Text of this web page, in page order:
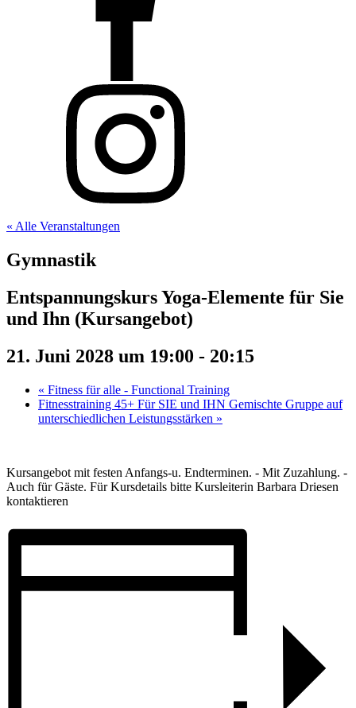
« Alle Veranstaltungen
Gymnastik
Entspannungskurs Yoga-Elemente für Sie
und Ihn (Kursangebot)
21. Juni 2028 um 19:00 - 20:15
« Fitness für alle - Functional Training
Fitnesstraining 45+ Für SIE und IHN Gemischte Gruppe auf
unterschiedlichen Leistungsstärken »
Kursangebot mit festen Anfangs-u. Endterminen. - Mit Zuzahlung. -
Auch für Gäste. Für Kursdetails bitte Kursleiterin Barbara Driesen
kontaktieren